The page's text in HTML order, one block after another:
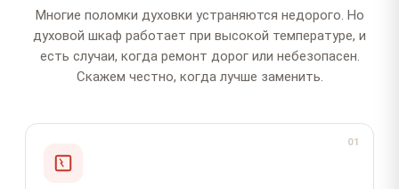
Многие поломки духовки устраняются недорого. Но
духовой шкаф работает при высокой температуре, и
есть случаи, когда ремонт дорог или небезопасен.
Скажем честно, когда лучше заменить.
01